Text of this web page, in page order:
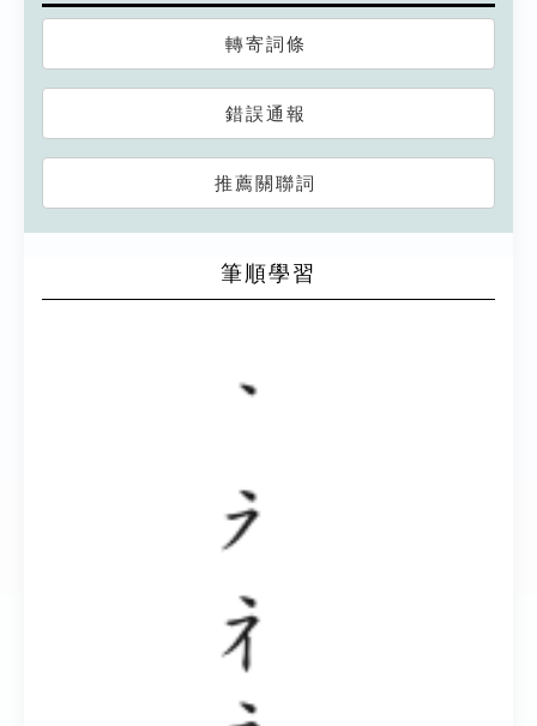
轉寄詞條
錯誤通報
推薦關聯詞
筆順學習